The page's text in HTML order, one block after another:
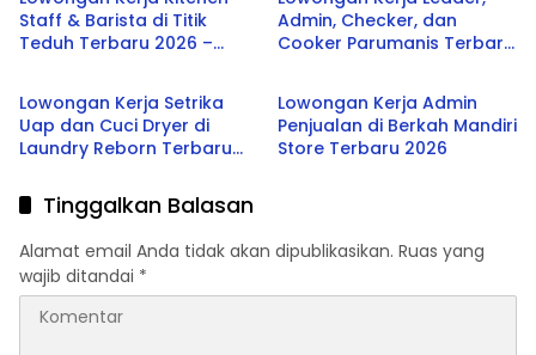
Staff & Barista di Titik
Teduh Terbaru 2026 –
Admin, Checker, dan
Cooker Parumanis Terbaru
SMA/SMK
Lowongan Kerja Setrika
Uap dan Cuci Dryer di
Laundry Reborn Terbaru
SMA/SMK
Lowongan Kerja Admin
Penjualan di Berkah Mandiri
Store Terbaru 2026
Tinggalkan Balasan
Alamat email Anda tidak akan dipublikasikan. Ruas yang
wajib ditandai *